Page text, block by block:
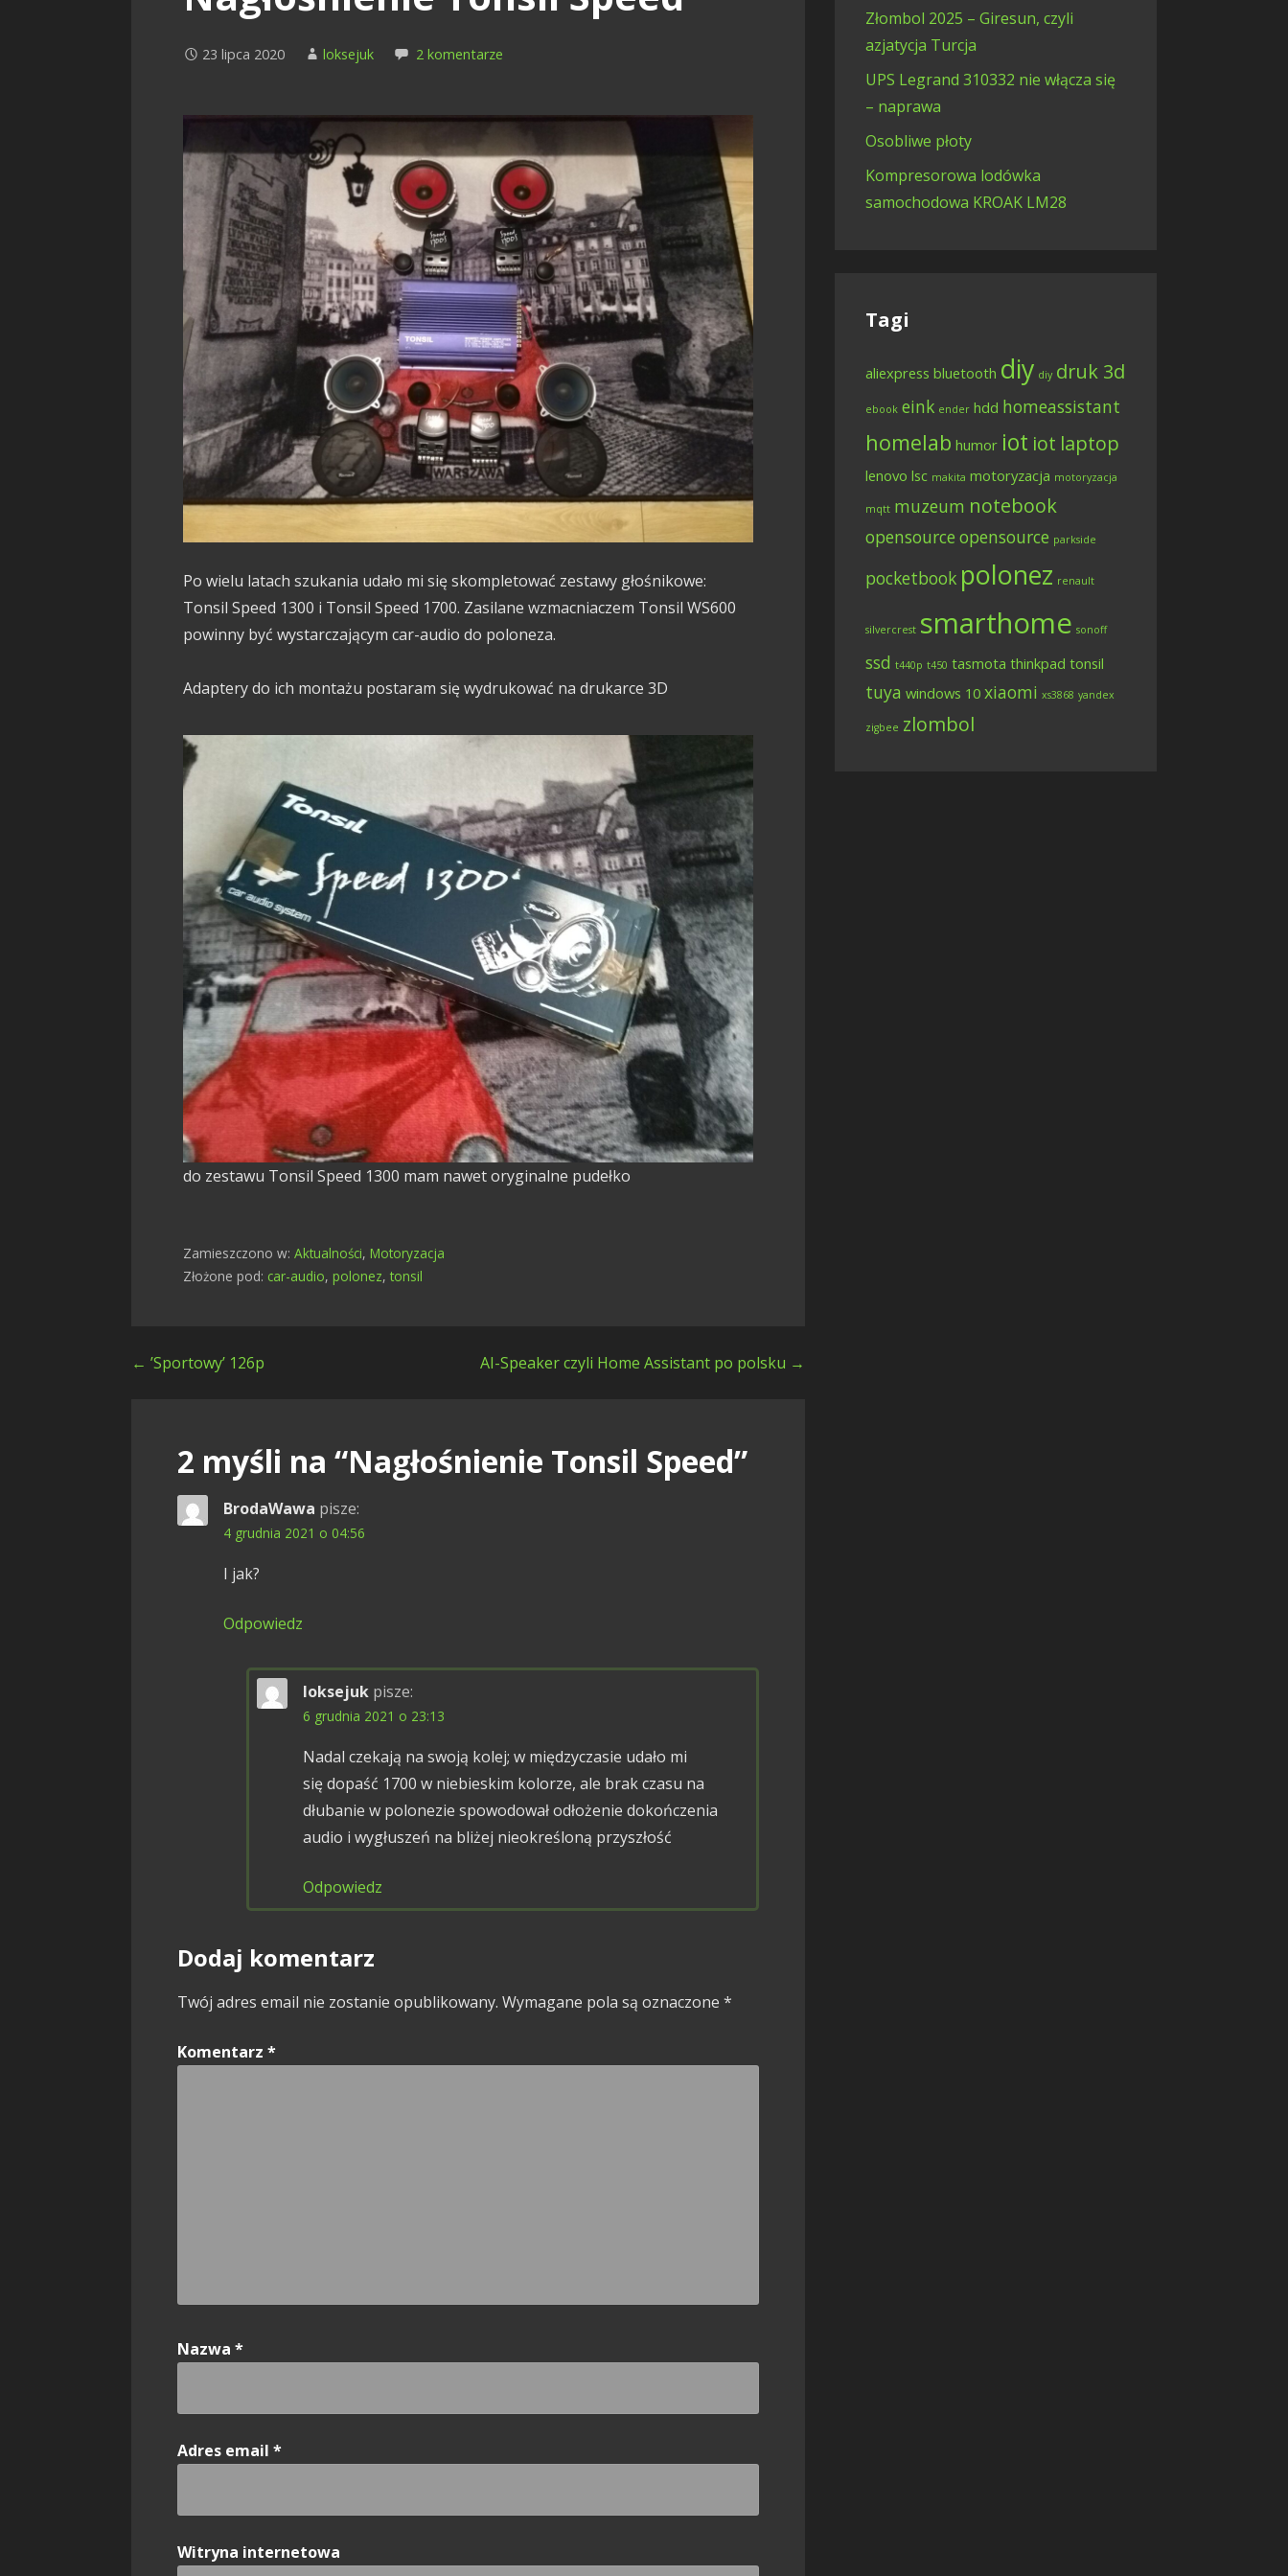
23 lipca 2020 loksejuk 2 komentarze
Po wielu latach szukania udało mi się skompletować zestawy głośnikowe:
Tonsil Speed 1300 i Tonsil Speed 1700. Zasilane wzmacniaczem Tonsil WS600
powinny być wystarczającym car-audio do poloneza.
Adaptery do ich montażu postaram się wydrukować na drukarce 3D
do zestawu Tonsil Speed 1300 mam nawet oryginalne pudełko
Zamieszczono w:Aktualności,Motoryzacja
Złożone pod: car-audio,polonez,tonsil
Nawigacja
← ’Sportowy’ 126p AI-Speaker czyli Home Assistant po polsku →
2 myśli na“Nagłośnienie Tonsil Speed”
BrodaWawa pisze:
4 grudnia 2021 o 04:56
I jak?
Odpowiedz
loksejuk pisze:
6 grudnia 2021 o 23:13
Nadal czekają na swoją kolej; w międzyczasie udało mi
się dopaść 1700 w niebieskim kolorze, ale brak czasu na
dłubanie w polonezie spowodował odłożenie dokończenia
audio i wygłuszeń na bliżej nieokreśloną przyszłość
Odpowiedz
Dodaj komentarz
Twój adres email nie zostanie opublikowany. Wymagane pola są oznaczone*
Komentarz*
Nazwa*
Adres email*
Witryna internetowa
Złombol 2025 – Giresun, czyli
azjatycja Turcja
UPS Legrand 310332 nie włącza się
– naprawa
Osobliwe płoty
Kompresorowa lodówka
samochodowa KROAK LM28
Tagi
aliexpress bluetooth diy diy druk 3d
ebook eink ender hdd homeassistant
homelab humor iot iot laptop
lenovo lsc makita motoryzacja motoryzacja
mqtt muzeum notebook
opensource opensource parkside
pocketbook polonez renault
silvercrest smarthome sonoff
ssd t440p t450 tasmota thinkpad tonsil
tuya windows 10 xiaomi xs3868 yandex
zigbee zlombol